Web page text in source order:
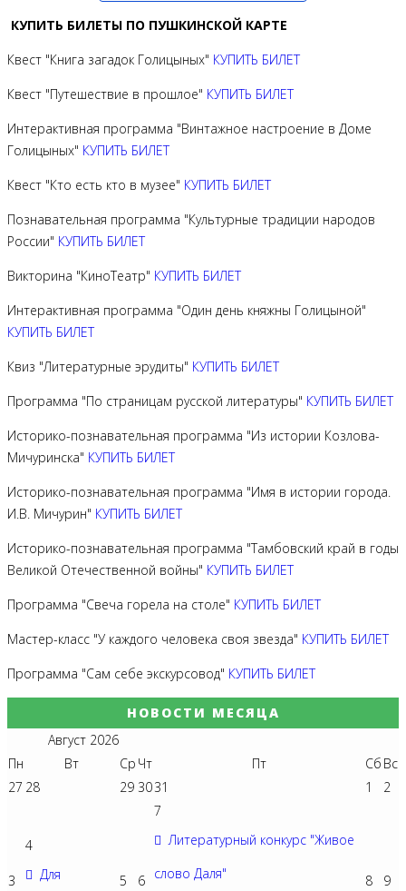
КУПИТЬ БИЛЕТЫ ПО ПУШКИНСКОЙ КАРТЕ
Квест "Книга загадок Голицыных" КУПИТЬ БИЛЕТ
Квест "Путешествие в прошлое" КУПИТЬ БИЛЕТ
Интерактивная программа "Винтажное настроение в Доме
Голицыных" КУПИТЬ БИЛЕТ
Квест "Кто есть кто в музее" КУПИТЬ БИЛЕТ
Познавательная программа "Культурные традиции народов
России" КУПИТЬ БИЛЕТ
Викторина "КиноТеатр" КУПИТЬ БИЛЕТ
Интерактивная программа "Один день княжны Голицыной"
КУПИТЬ БИЛЕТ
Квиз "Литературные эрудиты" КУПИТЬ БИЛЕТ
Программа "По страницам русской литературы" КУПИТЬ БИЛЕТ
Историко-познавательная программа "Из истории Козлова-
Мичуринска" КУПИТЬ БИЛЕТ
Историко-познавательная программа "Имя в истории города.
И.В. Мичурин" КУПИТЬ БИЛЕТ
Историко-познавательная программа "Тамбовский край в годы
Великой Отечественной войны" КУПИТЬ БИЛЕТ
Программа "Свеча горела на столе" КУПИТЬ БИЛЕТ
Мастер-класс "У каждого человека своя звезда" КУПИТЬ БИЛЕТ
Программа "Сам себе экскурсовод" КУПИТЬ БИЛЕТ
НОВОСТИ МЕСЯЦА
Август 2026
Пн
Вт Ср Чт Пт Сб Вс
27 28 29 3031 1 2
3
4
Для
5 6
7
Литературный конкурс "Живое
слово Даля"
8 9